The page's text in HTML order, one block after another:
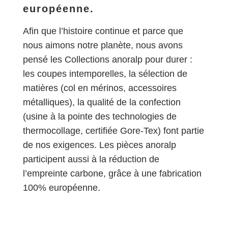
européenne.
Afin que l’histoire continue et parce que
nous aimons notre planète, nous avons
pensé les Collections anoralp pour durer :
les coupes intemporelles, la sélection de
matières (col en mérinos, accessoires
métalliques), la qualité de la confection
(usine à la pointe des technologies de
thermocollage, certifiée Gore-Tex) font partie
de nos exigences. Les pièces anoralp
participent aussi à la réduction de
l’empreinte carbone, grâce à une fabrication
100% européenne.